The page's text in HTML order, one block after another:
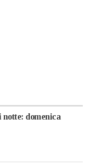
domenica